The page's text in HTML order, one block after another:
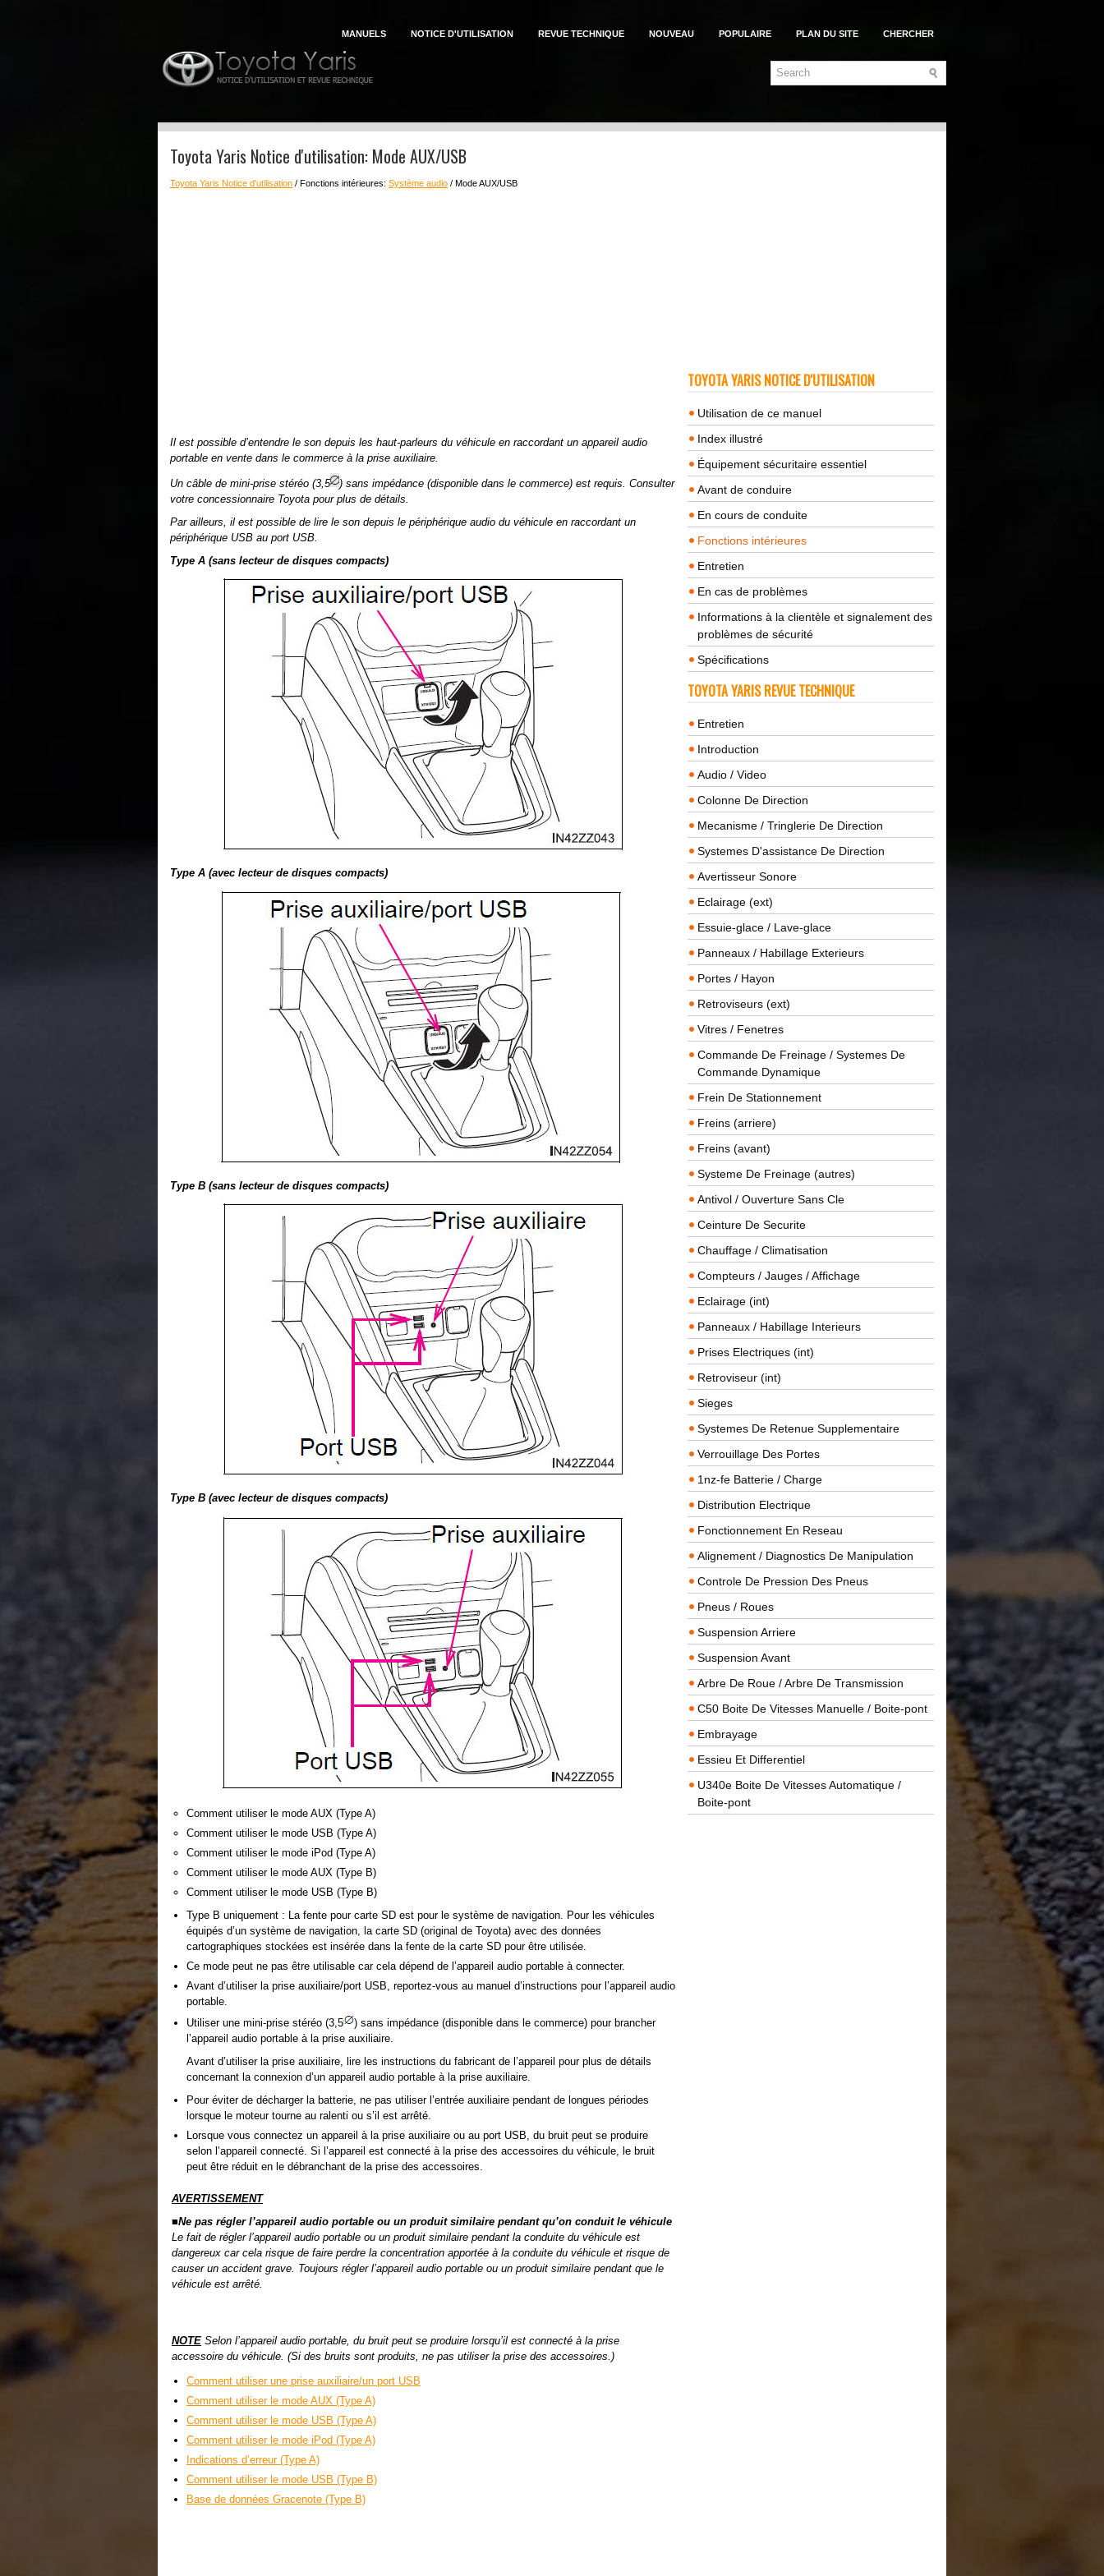
MANUELS NOTICE D'UTILISATION REVUE TECHNIQUE NOUVEAU POPULAIRE PLAN DU SITE CHERCHER
Toyota Yaris Notice d'utilisation: Mode AUX/USB
Toyota Yaris Notice d'utilisation / Fonctions intérieures: Système audio / Mode AUX/USB
Il est possible d’entendre le son depuis les haut-parleurs du véhicule en raccordant un appareil audio
portable en vente dans le commerce à la prise auxiliaire.
Un câble de mini-prise stéréo (3,5
) sans impédance (disponible dans le commerce) est requis. Consulter
votre concessionnaire Toyota pour plus de détails.
Par ailleurs, il est possible de lire le son depuis le périphérique audio du véhicule en raccordant un
périphérique USB au port USB.
Type A (sans lecteur de disques compacts)
Type A (avec lecteur de disques compacts)
Type B (sans lecteur de disques compacts)
Type B (avec lecteur de disques compacts)
Comment utiliser le mode AUX (Type A)
Comment utiliser le mode USB (Type A)
Comment utiliser le mode iPod (Type A)
Comment utiliser le mode AUX (Type B)
Comment utiliser le mode USB (Type B)
Type B uniquement : La fente pour carte SD est pour le système de navigation. Pour les véhicules
équipés d’un système de navigation, la carte SD (original de Toyota) avec des données
cartographiques stockées est insérée dans la fente de la carte SD pour être utilisée.
Ce mode peut ne pas être utilisable car cela dépend de l’appareil audio portable à connecter.
Avant d’utiliser la prise auxiliaire/port USB, reportez-vous au manuel d’instructions pour l’appareil audio
portable.
Utiliser une mini-prise stéréo (3,5
) sans impédance (disponible dans le commerce) pour brancher
l’appareil audio portable à la prise auxiliaire.
Avant d’utiliser la prise auxiliaire, lire les instructions du fabricant de l’appareil pour plus de détails
concernant la connexion d’un appareil audio portable à la prise auxiliaire.
Pour éviter de décharger la batterie, ne pas utiliser l’entrée auxiliaire pendant de longues périodes
lorsque le moteur tourne au ralenti ou s’il est arrêté.
Lorsque vous connectez un appareil à la prise auxiliaire ou au port USB, du bruit peut se produire
selon l’appareil connecté. Si l’appareil est connecté à la prise des accessoires du véhicule, le bruit
peut être réduit en le débranchant de la prise des accessoires.
AVERTISSEMENT
■Ne pas régler l’appareil audio portable ou un produit similaire pendant qu’on conduit le véhicule
Le fait de régler l’appareil audio portable ou un produit similaire pendant la conduite du véhicule est
dangereux car cela risque de faire perdre la concentration apportée à la conduite du véhicule et risque de
causer un accident grave. Toujours régler l’appareil audio portable ou un produit similaire pendant que le
véhicule est arrêté.
NOTE Selon l’appareil audio portable, du bruit peut se produire lorsqu’il est connecté à la prise
accessoire du véhicule. (Si des bruits sont produits, ne pas utiliser la prise des accessoires.)
Comment utiliser une prise auxiliaire/un port USB
Comment utiliser le mode AUX (Type A)
Comment utiliser le mode USB (Type A)
Comment utiliser le mode iPod (Type A)
Indications d’erreur (Type A)
Comment utiliser le mode USB (Type B)
Base de données Gracenote (Type B)
TOYOTA YARIS NOTICE D'UTILISATION
Utilisation de ce manuel
Index illustré
Équipement sécuritaire essentiel
Avant de conduire
En cours de conduite
Fonctions intérieures
Entretien
En cas de problèmes
Informations à la clientèle et signalement des
problèmes de sécurité
Spécifications
TOYOTA YARIS REVUE TECHNIQUE
Entretien
Introduction
Audio / Video
Colonne De Direction
Mecanisme / Tringlerie De Direction
Systemes D'assistance De Direction
Avertisseur Sonore
Eclairage (ext)
Essuie-glace / Lave-glace
Panneaux / Habillage Exterieurs
Portes / Hayon
Retroviseurs (ext)
Vitres / Fenetres
Commande De Freinage / Systemes De
Commande Dynamique
Frein De Stationnement
Freins (arriere)
Freins (avant)
Systeme De Freinage (autres)
Antivol / Ouverture Sans Cle
Ceinture De Securite
Chauffage / Climatisation
Compteurs / Jauges / Affichage
Eclairage (int)
Panneaux / Habillage Interieurs
Prises Electriques (int)
Retroviseur (int)
Sieges
Systemes De Retenue Supplementaire
Verrouillage Des Portes
1nz-fe Batterie / Charge
Distribution Electrique
Fonctionnement En Reseau
Alignement / Diagnostics De Manipulation
Controle De Pression Des Pneus
Pneus / Roues
Suspension Arriere
Suspension Avant
Arbre De Roue / Arbre De Transmission
C50 Boite De Vitesses Manuelle / Boite-pont
Embrayage
Essieu Et Differentiel
U340e Boite De Vitesses Automatique /
Boite-pont